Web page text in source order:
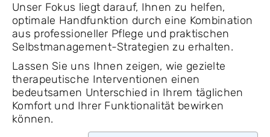
Unser Fokus liegt darauf, Ihnen zu helfen,
optimale Handfunktion durch eine Kombination
aus professioneller Pflege und praktischen
Selbstmanagement-Strategien zu erhalten.
Lassen Sie uns Ihnen zeigen, wie gezielte
therapeutische Interventionen einen
bedeutsamen Unterschied in Ihrem täglichen
Komfort und Ihrer Funktionalität bewirken
können.